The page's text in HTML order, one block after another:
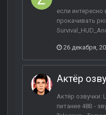
если
прокачивать
26 декабря,
Актёр
Актёр озвучки:
питание 48B -